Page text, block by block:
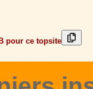
pour ce topsite